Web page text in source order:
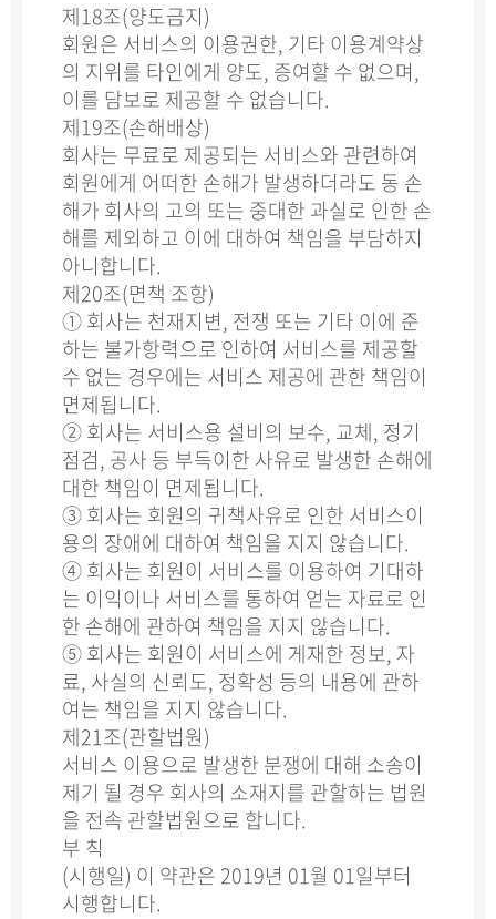
제18조(양도금지)
회원은 서비스의 이용권한, 기타 이용계약상
의 지위를 타인에게 양도, 증여할 수 없으며,
이를 담보로 제공할 수 없습니다.
제19조(손해배상)
회사는 무료로 제공되는 서비스와 관련하여
회원에게 어떠한 손해가 발생하더라도 동 손
해가 회사의 고의 또는 중대한 과실로 인한 손
해를 제외하고 이에 대하여 책임을 부담하지
아니합니다.
제20조(면책 조항)
① 회사는 천재지변, 전쟁 또는 기타 이에 준
하는 불가항력으로 인하여 서비스를 제공할
수 없는 경우에는 서비스 제공에 관한 책임이
면제됩니다.
② 회사는 서비스용 설비의 보수, 교체, 정기
점검, 공사 등 부득이한 사유로 발생한 손해에
대한 책임이 면제됩니다.
③ 회사는 회원의 귀책사유로 인한 서비스이
용의 장애에 대하여 책임을 지지 않습니다.
④ 회사는 회원이 서비스를 이용하여 기대하
는 이익이나 서비스를 통하여 얻는 자료로 인
한 손해에 관하여 책임을 지지 않습니다.
⑤ 회사는 회원이 서비스에 게재한 정보, 자
료, 사실의 신뢰도, 정확성 등의 내용에 관하
여는 책임을 지지 않습니다.
제21조(관할법원)
서비스 이용으로 발생한 분쟁에 대해 소송이
제기 될 경우 회사의 소재지를 관할하는 법원
을 전속 관할법원으로 합니다.
부 칙
(시행일) 이 약관은 2019년 01월 01일부터
시행합니다.